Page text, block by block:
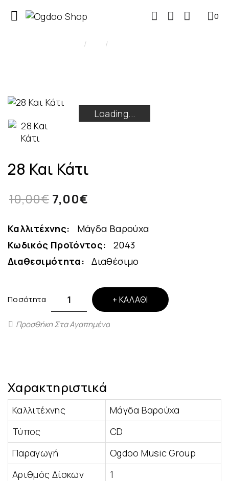
0
Loading...
Loading...
Loading...
Loading...
28 Και Κάτι
10,00€ 7,00€
Καλλιτέχνης:
Μάγδα Βαρούχα
Κωδικός Προϊόντος:
2043
Διαθεσιμότητα:
Διαθέσιμο
Ποσότητα ΚΑΛΆΘΙ
Προσθήκη Στα Αγαπημένα
Χαρακτηριστικά
Καλλιτέχνης
Μάγδα Βαρούχα
Τύπος
CD
Παραγωγή
Ogdoo Music Group
Αριθμός Δίσκων
1